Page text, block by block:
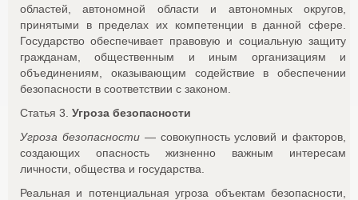
областей, автономной области и автономных округов,
принятыми в пределах их компетенции в данной сфере.
Государство обеспечивает правовую и социальную защиту
гражданам, общественным и иным организациям и
объединениям, оказывающим содействие в обеспечении
безопасности в соответствии с законом.
Статья 3. Угроза безопасности
Угроза безопасности— совокупность условий и факторов,
создающих опасность жизненно важным интересам
личности, общества и государства.
Реальная и потенциальная угроза объектам безопасности,